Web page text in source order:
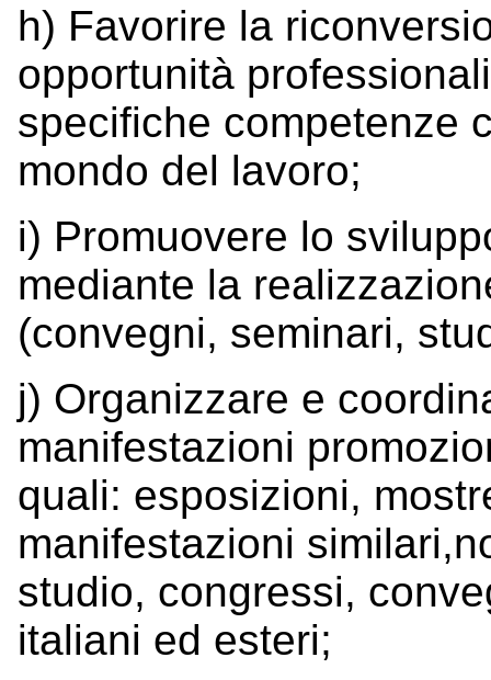
h) Favorire la
opportunità
specifiche competenze
mondo del lavoro;
i) Promuovere lo
mediante la
(convegni, seminari,
j) Organizzare e
manifestazioni
quali: esposizioni,
manifestazioni
studio, congressi,
italiani ed esteri;